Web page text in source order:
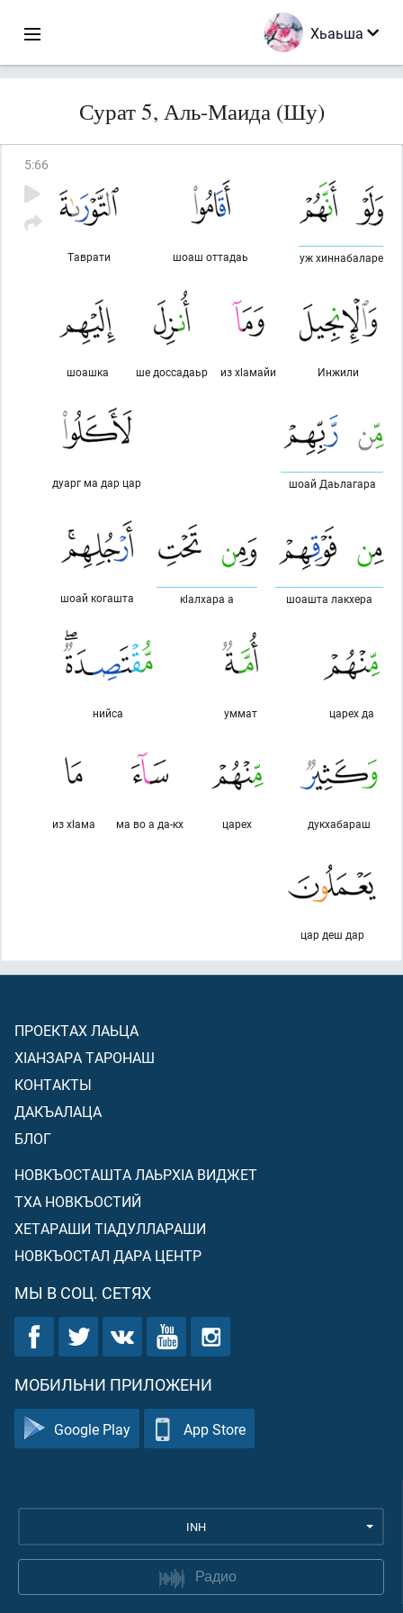
Хьаьша
Сурат 5, Аль-Маида (Шу)
5:66
уж хиннабаларе
шоаш оттадаь
Таврати
Инжили
из хlамайи
ше доссадаьр
шоашка
шоай Даьлагара
дуарг ма дар цар
шоашта лакхера
кlалхара а
шоай когашта
царех да
уммат
нийса
дукхабараш
царех
ма во а да-кх
из хlама
цар деш дар
ПРОЕКТАХ ЛАЬЦА
ХIАНЗАРА ТАРОНАШ
КОНТАКТЫ
ДАКЪАЛАЦА
БЛОГ
НОВКЪОСТАШТА ЛАЬРХIА ВИДЖЕТ
ТХА НОВКЪОСТИЙ
ХЕТАРАШИ ТIАДУЛЛАРАШИ
НОВКЪОСТАЛ ДАРА ЦЕНТР
МЫ В СОЦ. СЕТЯХ
МОБИЛЬНИ ПРИЛОЖЕНИ
Google Play App Store
INH
Радио